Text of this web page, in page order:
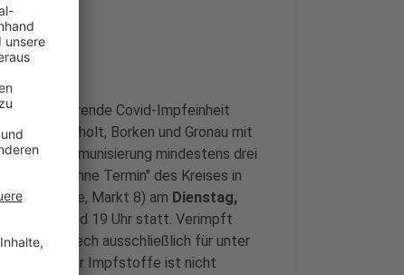
Koordinierende Covid-Impfeinheit
Bocholt, Borken und Gronau mit
Grundimmunisierung mindestens drei
Impfen ohne Termin" des Kreises in
Markt 8) am Dienstag,
13 und 19 Uhr statt. Verimpft
BioNTech ausschließlich für unter
Auswahl der Impfstoffe ist nicht